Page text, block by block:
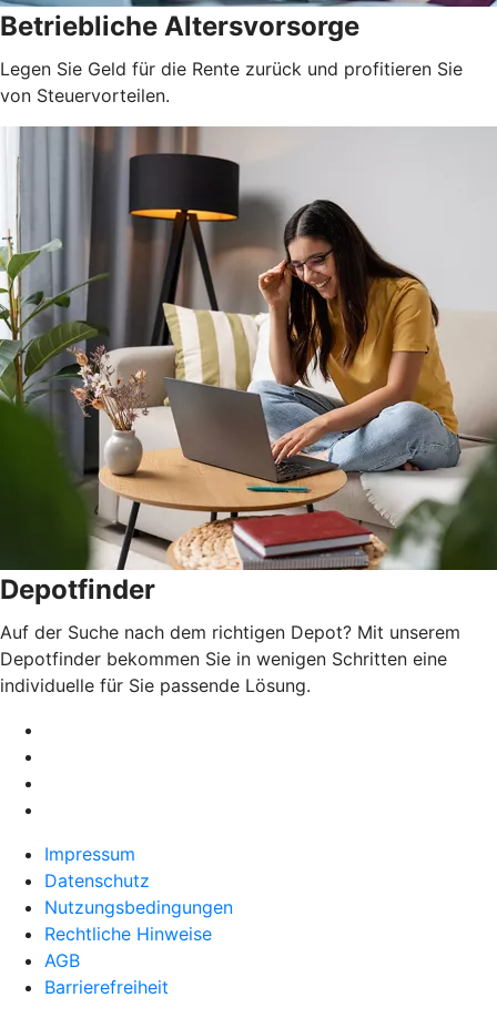
Betriebliche Altersvorsorge
Legen Sie Geld für die Rente zurück und profitieren Sie
von Steuervorteilen.
Depotfinder
Auf der Suche nach dem richtigen Depot? Mit unserem
Depotfinder bekommen Sie in wenigen Schritten eine
individuelle für Sie passende Lösung.
Impressum
Datenschutz
Nutzungsbedingungen
Rechtliche Hinweise
AGB
Barrierefreiheit